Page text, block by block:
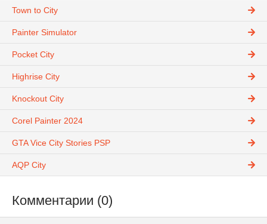
Town to City
Painter Simulator
Pocket City
Highrise City
Knockout City
Corel Painter 2024
GTA Vice City Stories PSP
AQP City
Комментарии (0)